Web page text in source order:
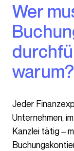
Wer muss eine
warum?
Jeder Finanzexperte – sei es als Buchhalter im
Unternehmen,
Kanzlei tätig –